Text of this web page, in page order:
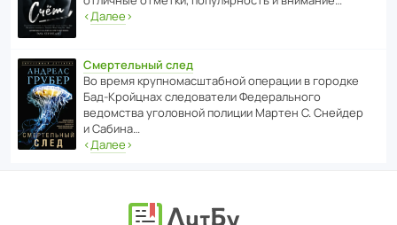
‹Далее›
Смертельный след
Во время круп­но­мас­ш­та­бной операции в городке
Бад‑Крой­цнах следо­ва­тели Феде­раль­ного
ведомства уголо­вной полиции Мартен С. Снейдер
и Сабина…
‹Далее›